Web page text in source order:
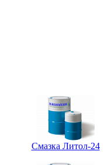
Смазка Литол-24